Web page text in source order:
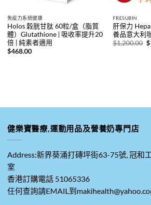
免疫力系統健康
Holos 穀胱甘肽 60粒/盒（脂質
體）Glutathione | 吸收率提升20
倍 | 純素者適用
$468.00
FRESUBIN
肝保力
養品意大利
$1,200.00 $
健樂寶醫療,運動用品及營養奶專門店
Address:新界葵涌打磚坪街63-75號, 冠和
室
香港訂購電話 51065336
任何查詢請EMAIL到